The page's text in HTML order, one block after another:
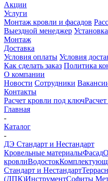
Акции
Услуги
Монтаж кровли и фасадов
Выездной менеджер
Монтаж
Доставка
Условия оплаты Условия
Как сделать заказ Политика
О компании
Новости Сотрудники
Контакты
Расчет кровли под ключ
Главная
-
Каталог
-
ДЭ Стандарт и Нестандарт
Кровельные материалыФасад
кровлиВодосток
Стандарт и Нестандарт
(ДПК)ИнструментСофиты